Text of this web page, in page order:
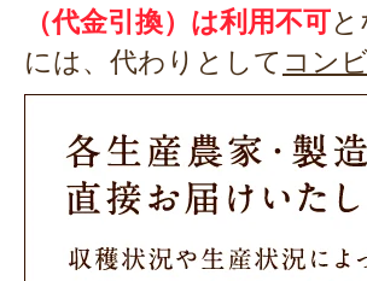
（代金引換）は利用不可
には、代わりとして コン